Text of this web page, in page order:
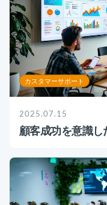
カスタマーサポート
2025.07.15
顧客成功を意識し